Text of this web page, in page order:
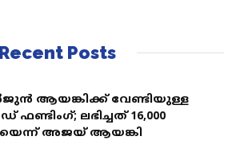
Recent Posts
ആയങ്കിക്ക് വേണ്ടിയുള്ള
ഫണ്ടിംഗ്; ലഭിച്ചത് 16,000
അജയ് ആയങ്കി